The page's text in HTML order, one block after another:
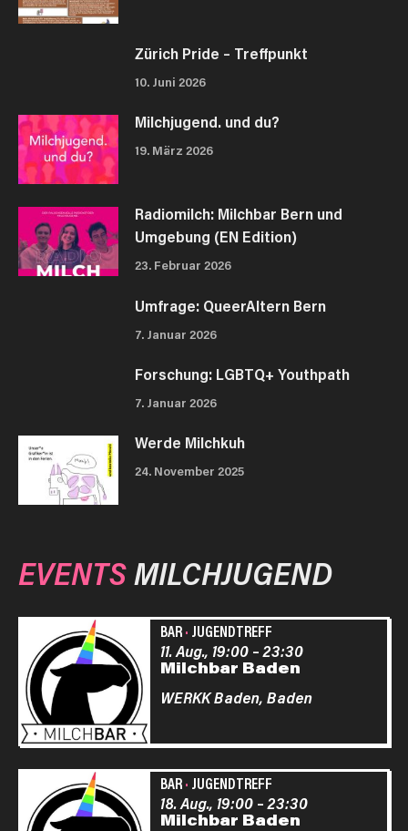
Zürich Pride – Treffpunkt
10. Juni 2026
Milchjugend. und du?
19. März 2026
Radiomilch: Milchbar Bern und
Umgebung (EN Edition)
23. Februar 2026
Umfrage: QueerAltern Bern
7. Januar 2026
Forschung: LGBTQ+ Youthpath
7. Januar 2026
Werde Milchkuh
24. November 2025
EVENTSMILCHJUGEND
BAR· JUGENDTREFF
Milchbar Baden
11. Aug., 19:00–23:30
WERKK Baden, Baden
BAR· JUGENDTREFF
Milchbar Baden
18. Aug., 19:00–23:30